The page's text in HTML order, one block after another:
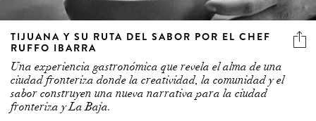
TIJUANA Y SU RUTA DEL SABOR POR EL CHEF
RUFFO IBARRA
Una experiencia gastronómica que revela el alma de una
ciudad fronteriza donde la creatividad, la comunidad y el
sabor construyen una nueva narrativa para la ciudad
fronteriza y La Baja.